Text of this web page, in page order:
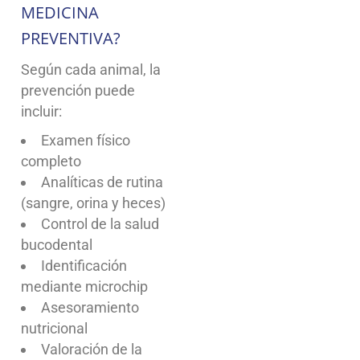
MEDICINA
PREVENTIVA?
Según cada animal, la
prevención puede
incluir:
Examen físico
completo
Analíticas de rutina
(sangre, orina y heces)
Control de la salud
bucodental
Identificación
mediante microchip
Asesoramiento
nutricional
Valoración de la